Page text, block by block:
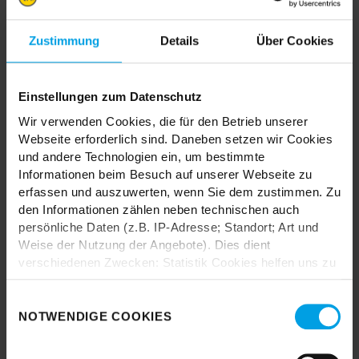
Zustimmung Details Über Cookies
Einstellungen zum Datenschutz
Wir verwenden Cookies, die für den Betrieb unserer
Webseite erforderlich sind. Daneben setzen wir Cookies
und andere Technologien ein, um bestimmte
Informationen beim Besuch auf unserer Webseite zu
erfassen und auszuwerten, wenn Sie dem zustimmen. Zu
den Informationen zählen neben technischen auch
persönliche Daten (z.B. IP-Adresse; Standort; Art und
Weise der Nutzung der Angebote). Dies dient
verschiedenen Zwecken: Statistik Cookies helfen uns zu
anonymisiert für statistische Zwecke auszuwerten.
Marketing Cookies helfen uns, Ihnen personalisierte
Werbung anzuzeigen. Social-Media-Cookies ermöglichen
NOTWENDIGE COOKIES
dein Zuhause – denn hier kombinierst du einfach alles so, wie
TRENDHOPPER STORES
Wie wäre es mit einer großen Portion Inspiration und Kreativität?
In unseren Stores findest du alle Trendhopper Möbel, Stoffe und
Styles.